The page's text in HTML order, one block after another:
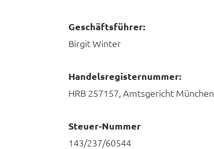
Geschäftsführer:
Birgit Winter
Handelsregisternummer:
HRB 257157, Amtsgericht München
Steuer-Nummer
143/237/60544